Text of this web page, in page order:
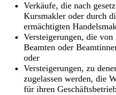
Verkäufe, die nach
Kursmakler oder durch
ermächtigten
Versteigerungen, die
Beamten oder
oder
Versteigerungen, zu
zugelassen werden, die
für ihren